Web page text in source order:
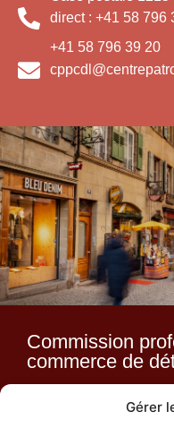
Gérer
direct : +41 58 796
+41 58 796 39 20
Commission
commerce de
Route du Lac 2